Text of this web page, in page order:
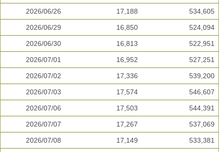
2026/06/26 17,188 534,605
2026/06/29 16,850 524,094
2026/06/30 16,813 522,951
2026/07/01 16,952 527,251
2026/07/02 17,336 539,200
2026/07/03 17,574 546,607
2026/07/06 17,503 544,391
2026/07/07 17,267 537,069
2026/07/08 17,149 533,381